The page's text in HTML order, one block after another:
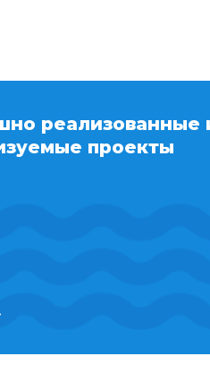
реализованные
проекты